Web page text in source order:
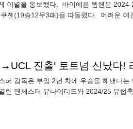
이별을 통보했다. 바이에른 뮌헨은
젠(19승12무3패)을 따돌렸다. 어려운 여
퍼 감독은 부임 2년 차에 우승을 해낸다는
맨체스터 유나이티드와 2024/25 유럽축